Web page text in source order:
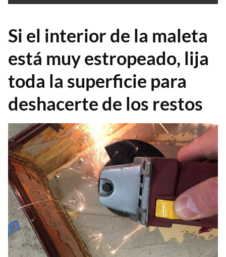
Si el interior de la maleta
está muy estropeado, lija
toda la superficie para
deshacerte de los restos